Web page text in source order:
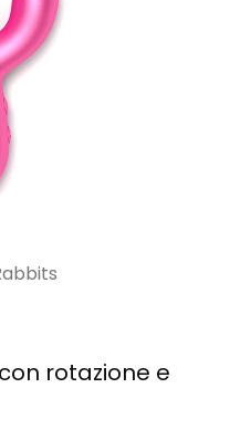
rotazione e